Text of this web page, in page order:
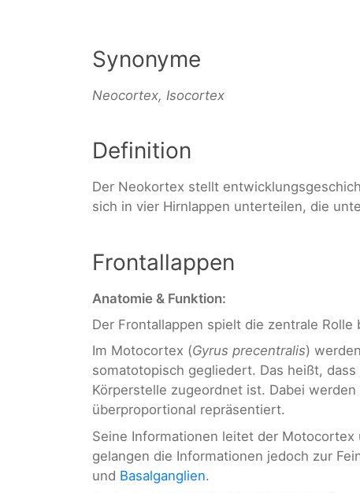
Synonyme
Neocortex, Isocortex
Definition
Der Neokortex stellt
sich in vier Hirnlappen unterteilen, die
Frontallappen
Anatomie & Funktion:
Der Frontallappen spielt die zentrale
Im Motocortex (Gyrus precentralis)
somatotopisch gegliedert. Das heißt,
Körperstelle zugeordnet ist. Dabei
überproportional repräsentiert.
Seine Informationen leitet der Motocortex
gelangen die Informationen jedoch zur
und Basalganglien.